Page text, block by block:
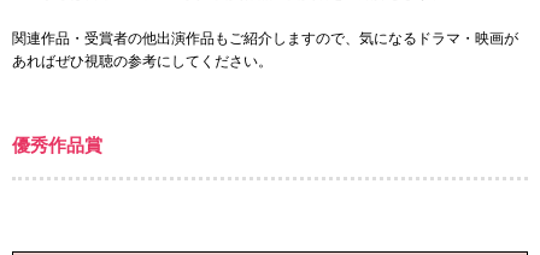
関連作品・受賞者の他出演作品もご紹介しますので、気になるドラマ・映画が
あればぜひ視聴の参考にしてください。
優秀作品賞